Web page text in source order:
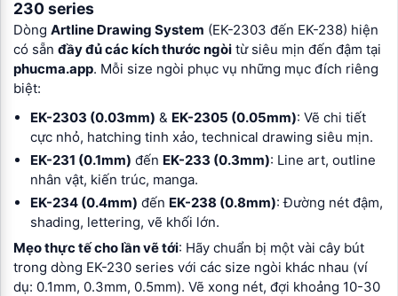
230 series
Dòng Artline Drawing System (EK-2303 đến EK-238) hiện
có sẵn đầy đủ các kích thước ngòi từ siêu mịn đến đậm tại
phucma.app. Mỗi size ngòi phục vụ những mục đích riêng
biệt:
EK-2303 (0.03mm) & EK-2305 (0.05mm): Vẽ chi tiết
cực nhỏ, hatching tinh xảo, technical drawing siêu mịn.
EK-231 (0.1mm) đến EK-233 (0.3mm): Line art, outline
nhân vật, kiến trúc, manga.
EK-234 (0.4mm) đến EK-238 (0.8mm): Đường nét đậm,
shading, lettering, vẽ khối lớn.
Mẹo thực tế cho lần vẽ tới: Hãy chuẩn bị một vài cây bút
trong dòng EK-230 series với các size ngòi khác nhau (ví
dụ: 0.1mm, 0.3mm, 0.5mm). Vẽ xong nét, đợi khoảng 10-30